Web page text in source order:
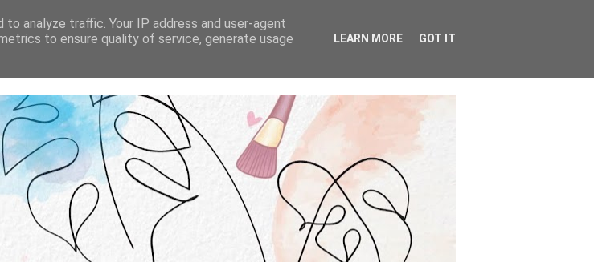
O MNIE WSPÓŁPRACA
analyze traffic. Your IP address and user-agent
to ensure quality of service, generate usage
LEARN MORE GOT IT